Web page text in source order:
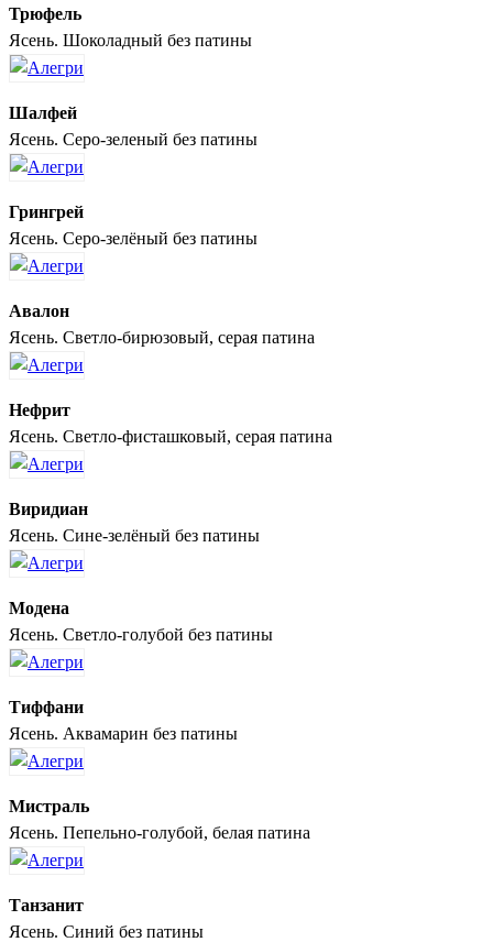
Трюфель
Ясень. Шоколадный без патины
Шалфей
Ясень. Серо-зеленый без патины
Грингрей
Ясень. Серо-зелёный без патины
Авалон
Ясень. Светло-бирюзовый, серая патина
Нефрит
Ясень. Светло-фисташковый, серая патина
Виридиан
Ясень. Сине-зелёный без патины
Модена
Ясень. Светло-голубой без патины
Тиффани
Ясень. Аквамарин без патины
Мистраль
Ясень. Пепельно-голубой, белая патина
Танзанит
Ясень. Синий без патины